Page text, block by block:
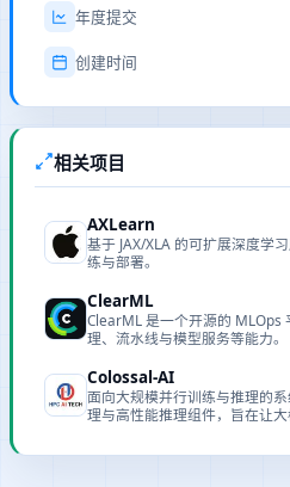
年度提交
创建时间
相关项目
AXLearn
基于 JAX/XLA 的可扩展深度学
练与部署。
ClearML
ClearML 是一个开源的 MLOps
理、流水线与模型服务等能力。
Colossal-AI
面向大规模并行训练与推理的
理与高性能推理组件，旨在让